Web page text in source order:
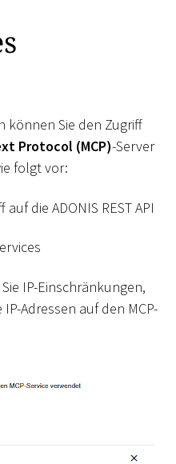
können Sie den Zugriff
Protocol (MCP)-Server
folgt vor:
die ADONIS REST API
IP-Einschränkungen,
Adressen auf den MCP-